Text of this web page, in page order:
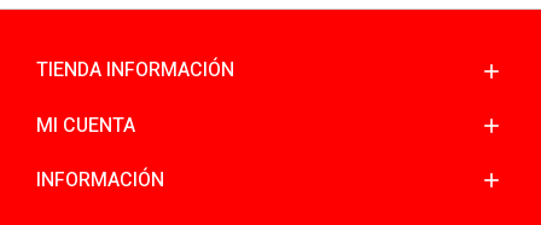
TIENDA INFORMACIÓN
MI CUENTA
INFORMACIÓN